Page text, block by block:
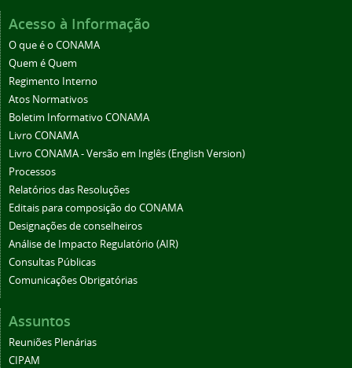
Acesso à Informação
O que é o CONAMA
Quem é Quem
Regimento Interno
Atos Normativos
Boletim Informativo CONAMA
Livro CONAMA
Livro CONAMA - Versão em Inglês (English Version)
Processos
Relatórios das Resoluções
Editais para composição do CONAMA
Designações de conselheiros
Análise de Impacto Regulatório (AIR)
Consultas Públicas
Comunicações Obrigatórias
Assuntos
Reuniões Plenárias
CIPAM